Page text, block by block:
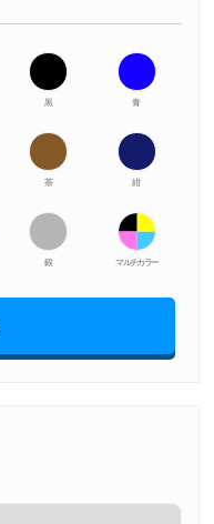
黒 青
茶 紺
銀 マルチカラー